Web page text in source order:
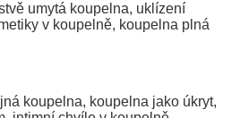
umytá koupelna, uklízení
v koupelně, koupelna plná
koupelna, koupelna jako úkryt,